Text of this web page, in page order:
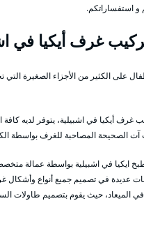
و استفساراتكم.
غرف أيكيا في
على الكثير من الأجزاء الصغيرة التي
غرف أيكيا في اشبيلية، يتوفر لديه كافة
آت الصحيحة المصاحبة للغرف بواسطة
ايكيا في اشبيلية بواسطة عمالة
عديدة في تصميم جميع أنواع وأشكال
الميعاد، حيث يقوم بتصميم طاولات